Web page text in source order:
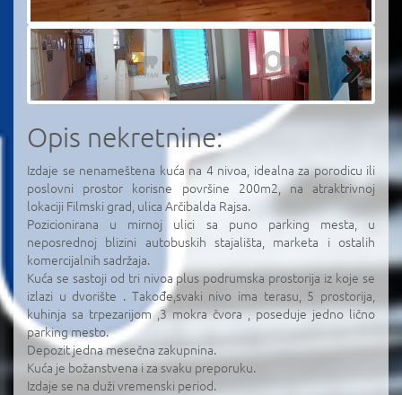
Next
Opis nekretnine:
Izdaje se nenameštena kuća na 4 nivoa, idealna za porodicu ili
poslovni prostor korisne površine 200m2, na atraktrivnoj
lokaciji Filmski grad, ulica Arčibalda Rajsa.
Pozicionirana u mirnoj ulici sa puno parking mesta, u
neposrednoj blizini autobuskih stajališta, marketa i ostalih
komercijalnih sadržaja.
Kuća se sastoji od tri nivoa plus podrumska prostorija iz koje se
izlazi u dvorište . Takođe,svaki nivo ima terasu, 5 prostorija,
kuhinja sa trpezarijom ,3 mokra čvora , poseduje jedno lično
parking mesto.
Depozit jedna mesečna zakupnina.
Kuća je božanstvena i za svaku preporuku.
Izdaje se na duži vremenski period.